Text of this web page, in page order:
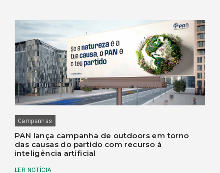
Campanhas
PAN lança campanha de outdoors em torno
das causas do partido com recurso à
inteligência artificial
LER NOTÍCIA